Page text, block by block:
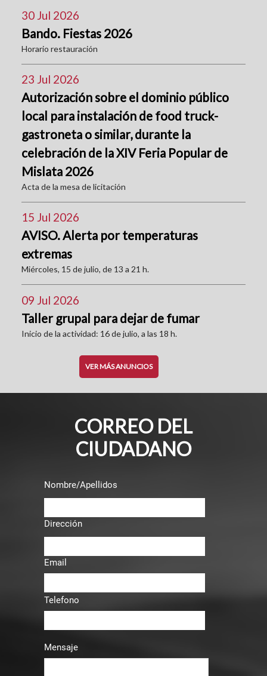
30 Jul 2026
Bando. Fiestas 2026
Horario restauración
23 Jul 2026
Autorización sobre el dominio público
local para instalación de food truck-
gastroneta o similar, durante la
celebración de la XIV Feria Popular de
Mislata 2026
Acta de la mesa de licitación
15 Jul 2026
AVISO. Alerta por temperaturas
extremas
Miércoles, 15 de julio, de 13 a 21 h.
09 Jul 2026
Taller grupal para dejar de fumar
Inicio de la actividad: 16 de julio, a las 18 h.
VER MÁS ANUNCIOS
CORREO DEL
CIUDADANO
Nombre/Apellidos
Dirección
Email
Telefono
Mensaje